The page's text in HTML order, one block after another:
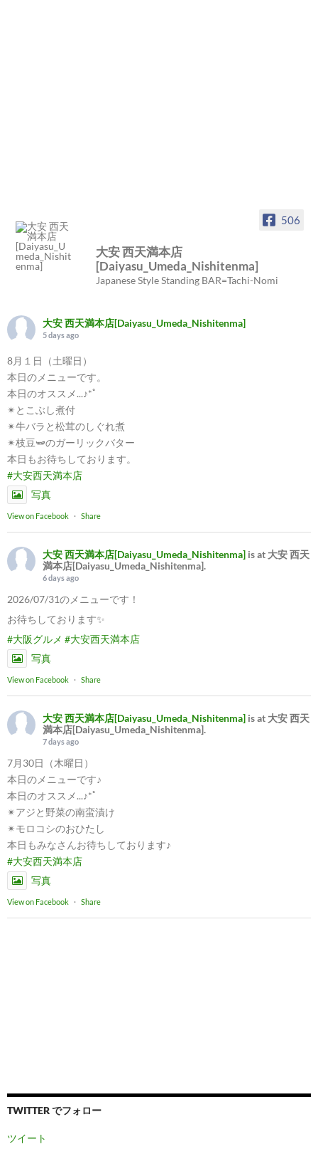
506
大安 西天満本店
[Daiyasu_Umeda_Nishitenma]
Japanese Style Standing BAR=Tachi-Nomi
大安 西天満本店[Daiyasu_Umeda_Nishitenma]
5 days ago
8月１日（土曜日）
本日のメニューです。
本日のオススメ...♪*ﾟ
✴︎とこぶし煮付
✴︎牛バラと松茸のしぐれ煮
✴︎枝豆🫛のガーリックバター
本日もお待ちしております。
#大安西天満本店
写真
View on Facebook · Share
大安 西天満本店[Daiyasu_Umeda_Nishitenma] is at 大安 西天
満本店[Daiyasu_Umeda_Nishitenma].
6 days ago
2026/07/31のメニューです！
お待ちしております✨
#大阪グルメ #大安西天満本店
写真
View on Facebook · Share
大安 西天満本店[Daiyasu_Umeda_Nishitenma] is at 大安 西天
満本店[Daiyasu_Umeda_Nishitenma].
7 days ago
7月30日（木曜日）
本日のメニューです♪
本日のオススメ...♪*ﾟ
✴︎アジと野菜の南蛮漬け
✴︎モロコシのおひたし
本日もみなさんお待ちしております♪
#大安西天満本店
写真
View on Facebook · Share
TWITTER でフォロー
ツイート